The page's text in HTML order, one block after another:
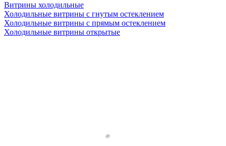
Витрины холодильные
Холодильные витрины с гнутым остеклением
Холодильные витрины с прямым остеклением
Холодильные витрины открытые